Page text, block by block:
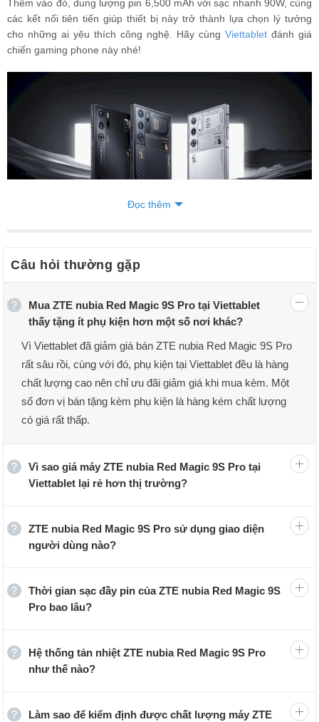
Thêm vào đó, dung lượng pin 6,500 mAh với sạc nhanh 90W, cùng
các kết nối tiên tiến giúp thiết bị này trở thành lựa chọn lý tưởng
cho những ai yêu thích công nghệ. Hãy cùng Viettablet đánh giá
chiến gaming phone này nhé!
Giá bán Red Magic 9S Pro
triệu đồng) dành cho phiên bản tiêu chuẩn 12GB RAM và bộ nhớ
trong 256GB. Ngoài ra, điện thoại còn thêm phiên bản 12GB RAM
và bộ nhớ trong 512GB để lưu trữ dữ liệu thoải mái hơn. Thiết bị
mang đến 3 tùy chọn màu sắc sang trọng bao gồm Dark/White
Knight và Transparent.
Các tùy chọn màu sắc sang trọng và cao cấp
ZTE nubia Red Magic 9S Pro sử dụng chip Snapdragon 8 Gen 3
Đọc thêm
Câu hỏi thường gặp
Mua ZTE nubia Red Magic 9S Pro tại Viettablet
thấy tặng ít phụ kiện hơn một số nơi khác?
Vì Viettablet đã giảm giá bán ZTE nubia Red Magic 9S Pro
rất sâu rồi, cùng với đó, phụ kiện tại Viettablet đều là hàng
chất lượng cao nên chỉ ưu đãi giảm giá khi mua kèm. Một
số đơn vị bán tặng kèm phụ kiện là hàng kém chất lượng
có giá rất thấp.
Vì sao giá máy ZTE nubia Red Magic 9S Pro tại
Viettablet lại rẻ hơn thị trường?
ZTE nubia Red Magic 9S Pro sử dụng giao diện
người dùng nào?
Thời gian sạc đầy pin của ZTE nubia Red Magic 9S
Pro bao lâu?
Hệ thống tản nhiệt ZTE nubia Red Magic 9S Pro
như thế nào?
Làm sao để kiểm định được chất lượng máy ZTE